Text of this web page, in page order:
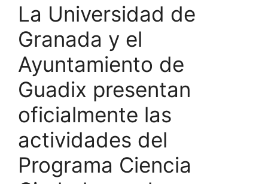
La Universidad de
Granada y el
Ayuntamiento de
Guadix presentan
oficialmente las
actividades del
Programa Ciencia